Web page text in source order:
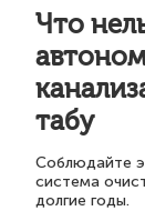
Что
табу
Соблюдайте
система
долгие годы.